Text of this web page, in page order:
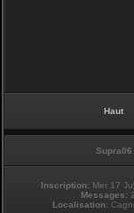
Haut
Supra06
Inscription: Mer 17
Messages:
Localisation: